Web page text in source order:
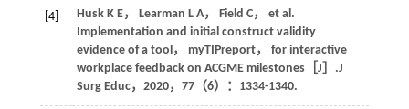
[4] Husk K E， Learman L A， Field C， et al.
Implementation and initial construct validity
evidence of a tool， myTIPreport， for interactive
workplace feedback on ACGME milestones［J］.J
Surg Educ， 2020， 77（6）：1334-1340.